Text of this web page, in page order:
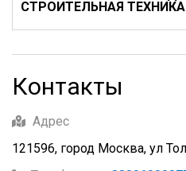
СТРОИТЕЛЬНАЯ
Контакты
Адрес
121596, город Москва, ул